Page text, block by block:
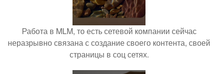
Работа в MLM, то есть сетевой компании сейчас
неразрывно связана с создание своего контента, своей
страницы в соц сетях.